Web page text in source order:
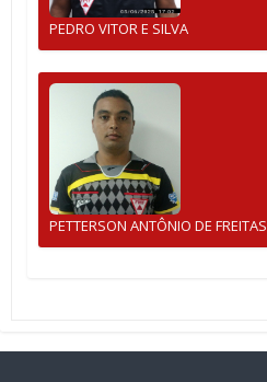
PEDRO VITOR E SILVA
PETTERSON ANTÔNIO DE FREITAS